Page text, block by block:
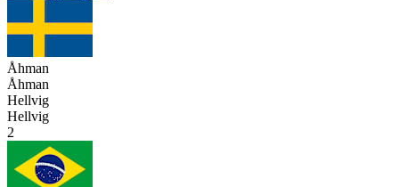
Åhman
Åhman
Hellvig
Hellvig
2